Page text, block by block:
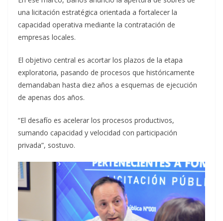
una licitación estratégica orientada a fortalecer la
capacidad operativa mediante la contratación de
empresas locales.
El objetivo central es acortar los plazos de la etapa
exploratoria, pasando de procesos que históricamente
demandaban hasta diez años a esquemas de ejecución
de apenas dos años.
“El desafío es acelerar los procesos productivos,
sumando capacidad y velocidad con participación
privada”, sostuvo.